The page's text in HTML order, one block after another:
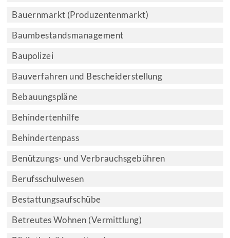
Bauernmarkt (Produzentenmarkt)
Baumbestandsmanagement
Baupolizei
Bauverfahren und Bescheiderstellung
Bebauungspläne
Behindertenhilfe
Behindertenpass
Benützungs- und Verbrauchsgebühren
Berufsschulwesen
Bestattungsaufschübe
Betreutes Wohnen (Vermittlung)